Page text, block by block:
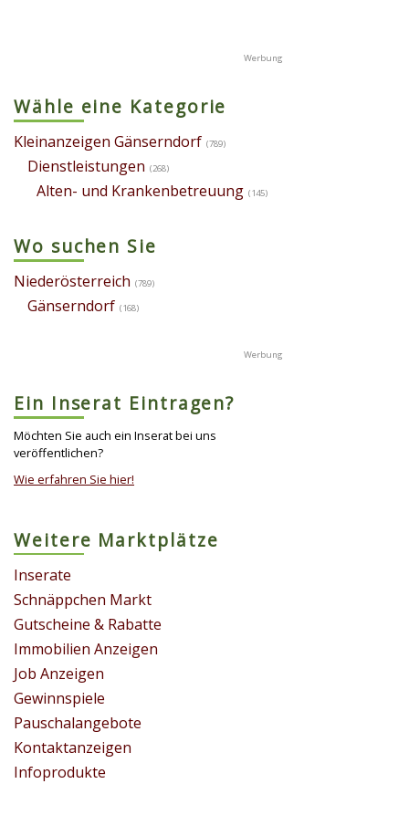
Wähle eine Kategorie
Kleinanzeigen Gänserndorf (789)
Dienstleistungen (268)
Alten- und Krankenbetreuung (145)
Wo suchen Sie
Niederösterreich (789)
Gänserndorf (168)
Ein Inserat Eintragen?
Möchten Sie auch ein Inserat bei uns
veröffentlichen?
Wie erfahren Sie hier!
Weitere Marktplätze
Inserate
Schnäppchen Markt
Gutscheine & Rabatte
Immobilien Anzeigen
Job Anzeigen
Gewinnspiele
Pauschalangebote
Kontaktanzeigen
Infoprodukte